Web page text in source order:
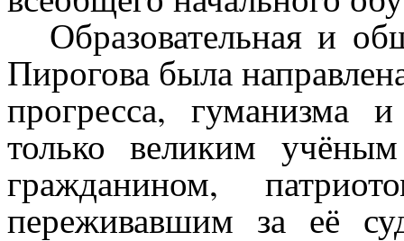
Образовательная и
Пирогова была
прогресса, гуманизма
только великим
гражданином,
переживавшим за её